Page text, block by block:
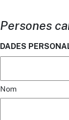
Persones
DADES
Nom